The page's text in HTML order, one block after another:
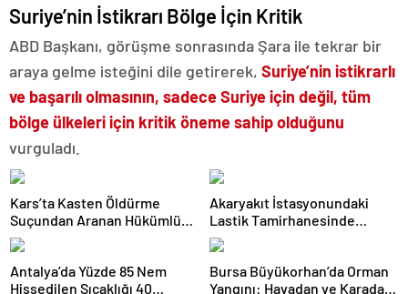
Suriye’nin İstikrarı Bölge İçin Kritik
ABD Başkanı, görüşme sonrasında Şara ile tekrar bir
araya gelme isteğini dile getirerek, Suriye’nin istikrarlı
ve başarılı olmasının, sadece Suriye için değil, tüm
bölge ülkeleri için kritik öneme sahip olduğunu
vurguladı.
Kars’ta Kasten Öldürme
Suçundan Aranan Hükümlü
JASAT Operasyonuyla
Yakalandı
Akaryakıt İstasyonundaki
Lastik Tamirhanesinde
Yangın Çıktı
Antalya’da Yüzde 85 Nem
Hissedilen Sıcaklığı 40
Bursa Büyükorhan’da Orman
Yangını: Havadan ve Karadan